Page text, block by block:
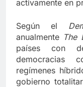
activamente en
Según el
anualmente The
países con
democracias
regímenes
gobierno